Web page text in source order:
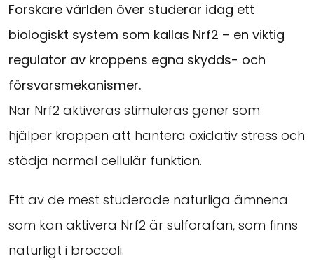
Forskare världen över studerar idag ett
biologiskt system som kallas Nrf2 – en viktig
regulator av kroppens egna skydds- och
försvarsmekanismer.
När Nrf2 aktiveras stimuleras gener som
hjälper kroppen att hantera oxidativ stress och
stödja normal cellulär funktion.
Ett av de mest studerade naturliga ämnena
som kan aktivera Nrf2 är sulforafan, som finns
naturligt i broccoli.